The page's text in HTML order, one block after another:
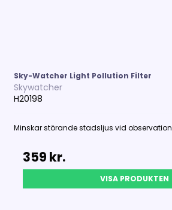
Sky-Watcher Light Pollution Filter
Skywatcher
H20198
Minskar störande stadsljus vid observation
359 kr.
VISA PRODUKTEN